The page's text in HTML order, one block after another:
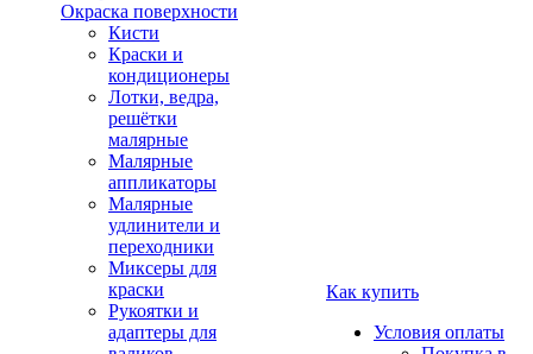
Окраска поверхности
Кисти
Краски и
кондиционеры
Лотки, ведра,
решётки
малярные
Малярные
аппликаторы
Малярные
удлинители и
переходники
Миксеры для
краски
Рукоятки и
адаптеры для
Как купить
Условия оплаты